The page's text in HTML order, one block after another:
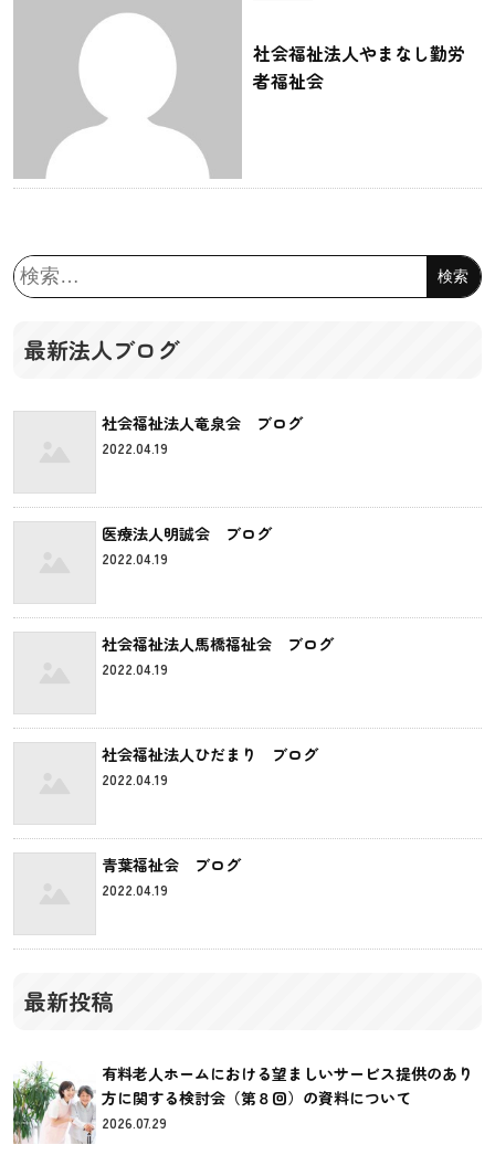
社会福祉法人やまなし勤労
者福祉会
検
索:
最新法人ブログ
社会福祉法人竜泉会 ブログ
2022.04.19
医療法人明誠会 ブログ
2022.04.19
社会福祉法人馬橋福祉会 ブログ
2022.04.19
社会福祉法人ひだまり ブログ
2022.04.19
青葉福祉会 ブログ
2022.04.19
最新投稿
有料老人ホームにおける望ましいサービス提供のあり
方に関する検討会（第８回）の資料について
2026.07.29